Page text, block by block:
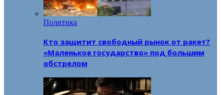
Политика
Кто защитит свободный рынок от ракет?
«Маленькое государство» под большим
обстрелом